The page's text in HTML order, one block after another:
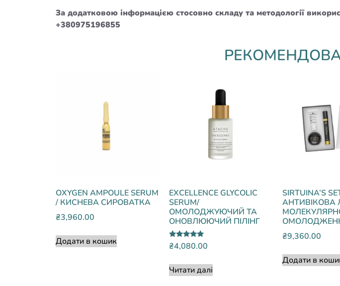
За додатковою інформацією стосовно складу та методології
+380975196855
OXYGEN AMPOULE SERUM
/ КИСНЕВА СИРОВАТКА
₴3,960.00
Додати в кошик
EXCELLENCE GLYCOLIC
SERUM/
ОМОЛОДЖУЮЧИЙ ТА
ОНОВЛЮЮЧИЙ ПІЛІНГ
Оцінено в
5.00
₴4,080.00
Читати далі
SIRTUINA’S
АНТИВІКОВА
₴9,360.00
Додати в